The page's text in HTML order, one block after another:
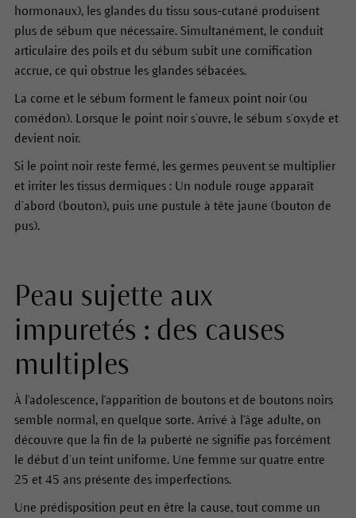
hormonaux), les glandes du tissu sous-cutané produisent
plus de sébum que nécessaire. Simultanément, le conduit
articulaire des poils et du sébum subit une cornification
accrue, ce qui obstrue les glandes sébacées.
La corne et le sébum forment le fameux point noir (ou
comédon). Lorsque le point noir s’ouvre, le sébum s’oxyde et
devient noir.
Si le point noir reste fermé, les germes peuvent se multiplier
et irriter les tissus dermiques : Un nodule rouge apparaît
d’abord (bouton), puis une pustule à tête jaune (bouton de
pus).
Peau sujette aux
impuretés : des causes
multiples
À l'adolescence, l'apparition de boutons et de boutons noirs
semble normal, en quelque sorte. Arrivé à l'âge adulte, on
découvre que la fin de la puberté ne signifie pas forcément
le début d’un teint uniforme. Une femme sur quatre entre
25 et 45 ans présente des imperfections.
Une prédisposition peut en être la cause, tout comme un